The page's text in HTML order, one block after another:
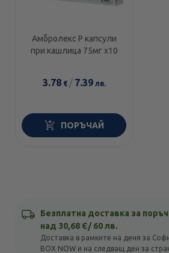
Амбролекс Р капсули
при кашлица 75мг х10
3.78€ / 7.39лв.
ПОРЪЧАЙ
Безплатна доставка за
над 30,68 Є/ 60 лв.
Доставка в рамките на деня за
BOX NOW и на следващ ден за